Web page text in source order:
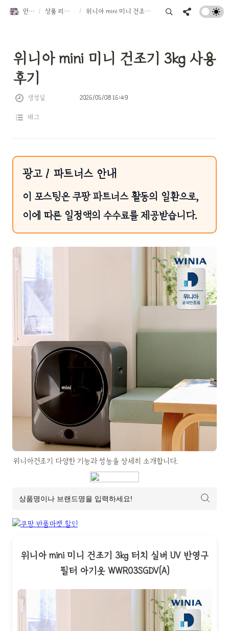
만물트럭 / 상품 리뷰 TOP 10 / 위니아 mini 미니 건조기 3kg 사용후기
위니아 mini 미니 건조기 3kg 사용
후기
생성일 2026/05/08 16:49
태그
광고 / 파트너스 안내
이 포스팅은 쿠팡 파트너스 활동의 일환으로,
이에 따른 일정액의 수수료를 제공받습니다.
위니아건조기 다양한 기능과 성능을 상세히 소개합니다.
위니아 mini 미니 건조기 3kg 터치 실버 UV 반영구
필터 아기옷 WWR03SGDV(A)